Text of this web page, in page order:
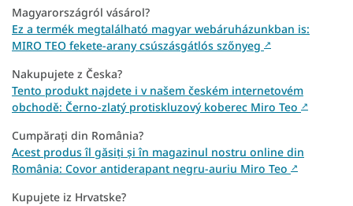
Magyarországról vásárol?
Ez a termék megtalálható magyar webáruházunkban is:
MIRO TEO fekete-arany csúszásgátlós szőnyeg ↗
Nakupujete z Česka?
Tento produkt najdete i v našem českém internetovém
obchodě: Černo-zlatý protiskluzový koberec Miro Teo ↗
Cumpărați din România?
Acest produs îl găsiți și în magazinul nostru online din
România: Covor antiderapant negru-auriu Miro Teo ↗
Kupujete iz Hrvatske?